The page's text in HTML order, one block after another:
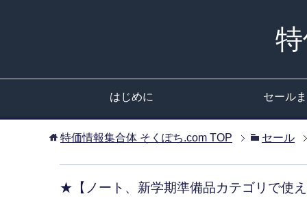
はじめに セール
特価情報集合体 そくぽち.com TOP セール
★【ノート、新学期準備品カテゴリで使